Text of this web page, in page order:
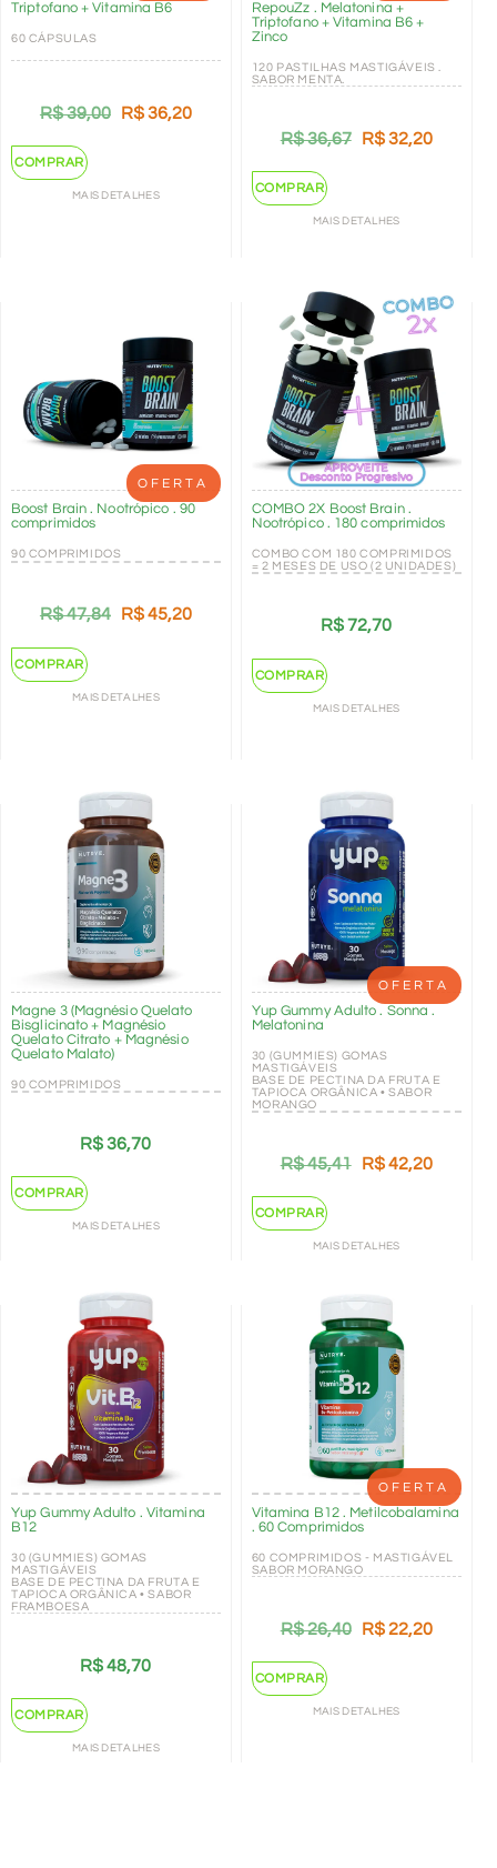
Triptofano + Vitamina B6
60 CÁPSULAS
R$39,00 R$36,20
COMPRAR
MAIS DETALHES
RepouZz . Melatonina +
Triptofano + Vitamina B6 +
Zinco
120 PASTILHAS MASTIGÁVEIS .
SABOR MENTA.
R$36,67 R$32,20
COMPRAR
MAIS DETALHES
OFERTA
Boost Brain . Nootrópico . 90
comprimidos
90 COMPRIMIDOS
R$47,84 R$45,20
COMPRAR
MAIS DETALHES
COMBO 2X Boost Brain .
Nootrópico . 180 comprimidos
COMBO COM 180 COMPRIMIDOS
= 2 MESES DE USO (2 UNIDADES)
R$72,70
COMPRAR
MAIS DETALHES
Magne 3 (Magnésio Quelato
Bisglicinato + Magnésio
Quelato Citrato + Magnésio
Quelato Malato)
90 COMPRIMIDOS
R$36,70
COMPRAR
MAIS DETALHES
OFERTA
Yup Gummy Adulto . Sonna .
Melatonina
30 (GUMMIES) GOMAS
MASTIGÁVEIS
BASE DE PECTINA DA FRUTA E
TAPIOCA ORGÂNICA • SABOR
MORANGO
R$45,41 R$42,20
COMPRAR
MAIS DETALHES
Yup Gummy Adulto . Vitamina
B12
30 (GUMMIES) GOMAS
MASTIGÁVEIS
BASE DE PECTINA DA FRUTA E
TAPIOCA ORGÂNICA • SABOR
FRAMBOESA
R$48,70
COMPRAR
MAIS DETALHES
OFERTA
Vitamina B12 . Metilcobalamina
. 60 Comprimidos
60 COMPRIMIDOS - MASTIGÁVEL
SABOR MORANGO
R$26,40 R$22,20
COMPRAR
MAIS DETALHES